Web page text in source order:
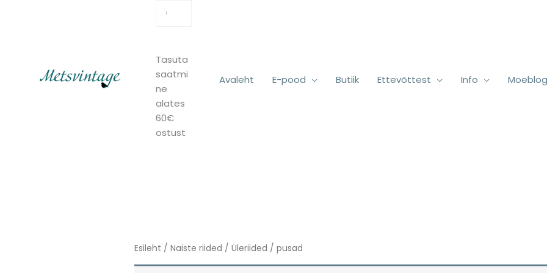
Tasuta
saatmi
ne
alates
60€
ostust
Avaleht E-pood Butiik Ettevõttest Info
Esileht /Naiste riided /Üleriided / pusad